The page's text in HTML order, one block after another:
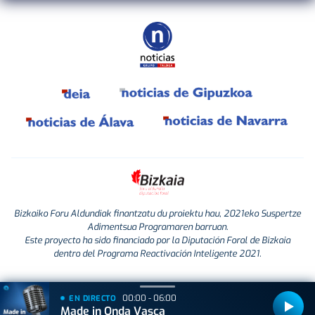
Bizkaiko Foru Aldundiak finantzatu du proiektu hau, 2021eko Suspertze
Adimentsua Programaren barruan.
Este proyecto ha sido financiado por la Diputación Foral de Bizkaia
dentro del Programa Reactivación Inteligente 2021.
EN DIRECTO 00:00 - 06:00
Made in Onda Vasca